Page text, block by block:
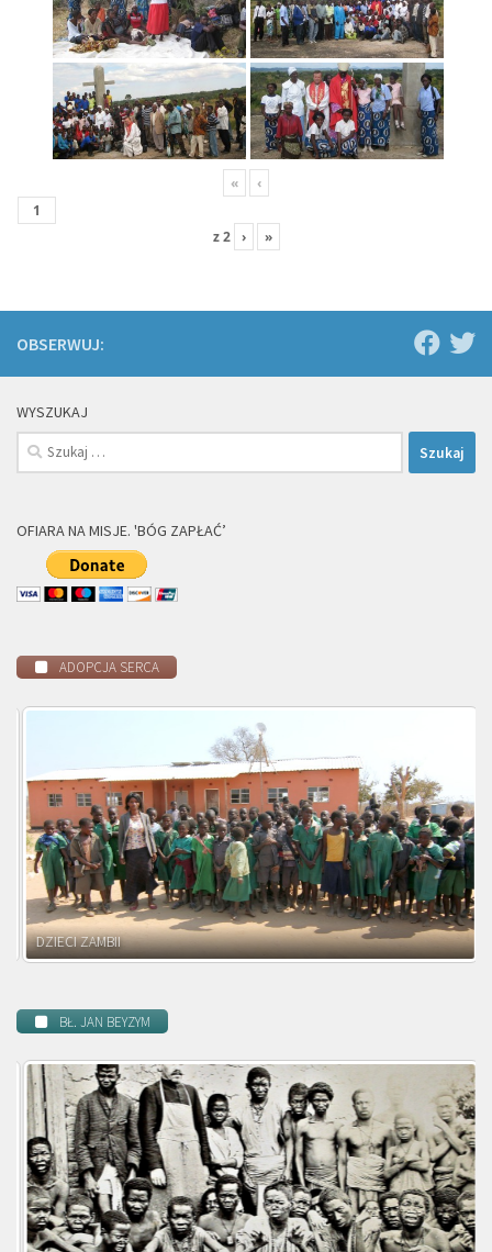
« ‹
z2 › »
OBSERWUJ:
WYSZUKAJ
Szukaj:
OFIARA NA MISJE. 'BÓG ZAPŁAĆ’
ADOPCJA SERCA
DZIECI ZAMBII
BŁ. JAN BEYZYM